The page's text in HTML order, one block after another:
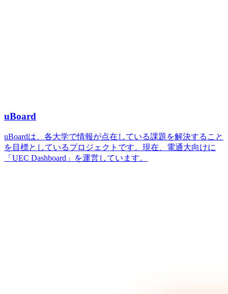
uBoard
uBoardは、各大学で情報が点在している課題を解決すること
を目標としているプロジェクトです。現在、電通大向けに
「UEC Dashboard」を運営しています。